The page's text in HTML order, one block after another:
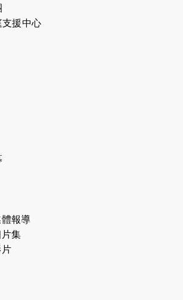
開始）
猛龍長跑隊恆常練習 - 4月16日
（19:00開始）
援中心
報導
集